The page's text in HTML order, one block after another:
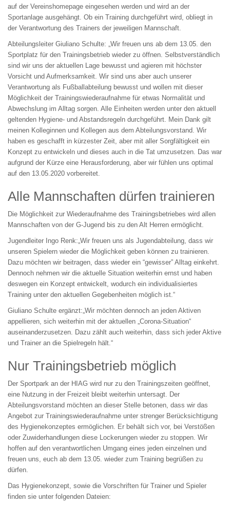
auf der Vereinshomepage eingesehen werden und wird an der
Sportanlage ausgehängt. Ob ein Training durchgeführt wird, obliegt in
der Verantwortung des Trainers der jeweiligen Mannschaft.
Abteilungsleiter Giuliano Schulte: „Wir freuen uns ab dem 13.05. den
Sportplatz für den Trainingsbetrieb wieder zu öffnen. Selbstverständlich
sind wir uns der aktuellen Lage bewusst und agieren mit höchster
Vorsicht und Aufmerksamkeit. Wir sind uns aber auch unserer
Verantwortung als Fußballabteilung bewusst und wollen mit dieser
Möglichkeit der Trainingswiederaufnahme für etwas Normalität und
Abwechslung im Alltag sorgen. Alle Einheiten werden unter den aktuell
geltenden Hygiene- und Abstandsregeln durchgeführt. Mein Dank gilt
meinen Kolleginnen und Kollegen aus dem Abteilungsvorstand. Wir
haben es geschafft in kürzester Zeit, aber mit aller Sorgfältigkeit ein
Konzept zu entwickeln und dieses auch in die Tat umzusetzen. Das war
aufgrund der Kürze eine Herausforderung, aber wir fühlen uns optimal
auf den 13.05.2020 vorbereitet.
Alle Mannschaften dürfen trainieren
Die Möglichkeit zur Wiederaufnahme des Trainingsbetriebes wird allen
Mannschaften von der G-Jugend bis zu den Alt Herren ermöglicht.
Jugendleiter Ingo Renk:„Wir freuen uns als Jugendabteilung, dass wir
unseren Spielern wieder die Möglichkeit geben können zu trainieren.
Dazu möchten wir beitragen, dass wieder ein “gewisser” Alltag einkehrt.
Dennoch nehmen wir die aktuelle Situation weiterhin ernst und haben
deswegen ein Konzept entwickelt, wodurch ein individualisiertes
Training unter den aktuellen Gegebenheiten möglich ist.“
Giuliano Schulte ergänzt:„Wir möchten dennoch an jeden Aktiven
appellieren, sich weiterhin mit der aktuellen „Corona-Situation“
auseinanderzusetzen. Dazu zählt auch weiterhin, dass sich jeder Aktive
und Trainer an die Spielregeln hält.“
Nur Trainingsbetrieb möglich
Der Sportpark an der HIAG wird nur zu den Trainingszeiten geöffnet,
eine Nutzung in der Freizeit bleibt weiterhin untersagt. Der
Abteilungsvorstand möchten an dieser Stelle betonen, dass wir das
Angebot zur Trainingswiederaufnahme unter strenger Berücksichtigung
des Hygienekonzeptes ermöglichen. Er behält sich vor, bei Verstößen
oder Zuwiderhandlungen diese Lockerungen wieder zu stoppen. Wir
hoffen auf den verantwortlichen Umgang eines jeden einzelnen und
freuen uns, euch ab dem 13.05. wieder zum Training begrüßen zu
dürfen.
Das Hygienekonzept, sowie die Vorschriften für Trainer und Spieler
finden sie unter folgenden Dateien: